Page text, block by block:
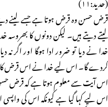
قرض حسن وہ قرض ہوتا ہے جسے لینے
لیتے دیتے ہیں۔ لیکن دونوں کا بھروسہ
خدا نے دیا تو ضرور ادا ہوگا اور اگر
کردے گا۔ اس لیے خدا نے اس قرض
اس آیت سے معلوم ہوتا ہے کہ قرض
اس لیے کہا گیا ہے کیونکہ اس کی